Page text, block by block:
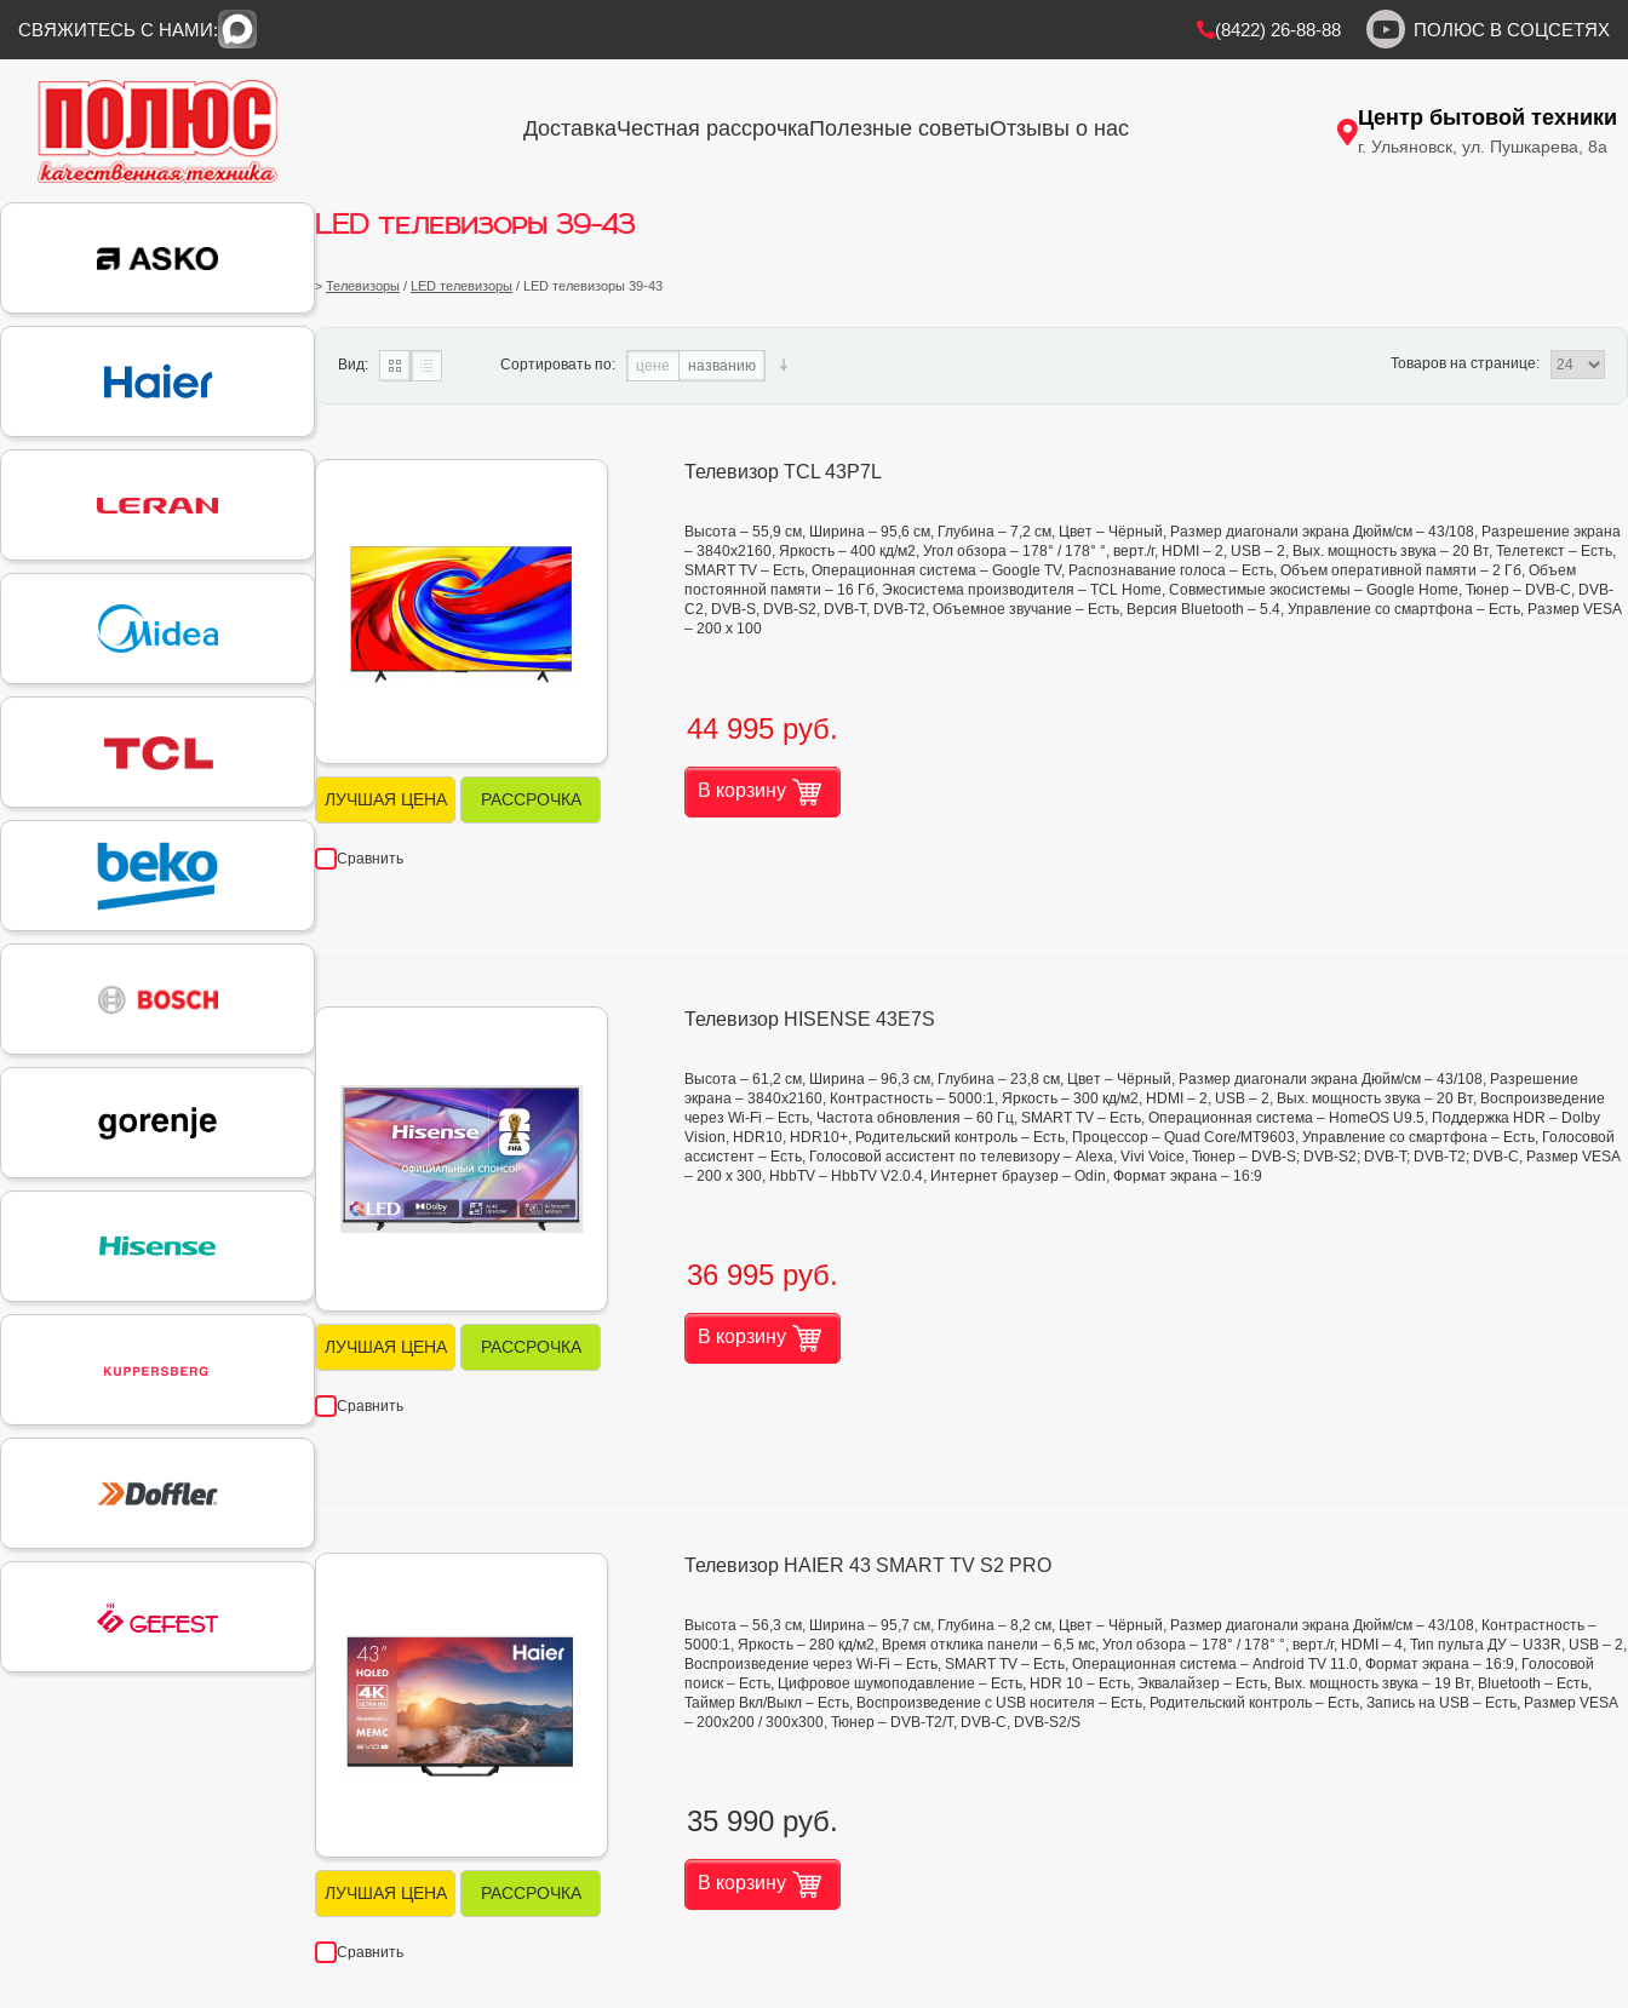
СВЯЖИТЕСЬ С НАМИ: (8422) 26-88-88 ПОЛЮС В СОЦСЕТЯХ
ДоставкаЧестная рассрочкаПолезные советыОтзывы о нас Центр бытовой техники
г. Ульяновск, ул. Пушкарева, 8а
LED телевизоры 39-43
> Телевизоры / LED телевизоры / LED телевизоры 39-43
Вид: Сортировать по: цене названию Товаров на странице:
ЛУЧШАЯ ЦЕНА РАССРОЧКА
Сравнить
Телевизор TCL 43P7L
Высота – 55,9 см, Ширина – 95,6 см, Глубина – 7,2 см, Цвет – Чёрный, Размер диагонали экрана Дюйм/см – 43/108, Разрешение экрана
– 3840x2160, Яркость – 400 кд/м2, Угол обзора – 178° / 178° °, верт./г, HDMI – 2, USB – 2, Вых. мощность звука – 20 Вт, Телетекст – Есть,
SMART TV – Есть, Операционная система – Google TV, Распознавание голоса – Есть, Объем оперативной памяти – 2 Гб, Объем
постоянной памяти – 16 Гб, Экосистема производителя – TCL Home, Совместимые экосистемы – Google Home, Тюнер – DVB-C, DVB-
C2, DVB-S, DVB-S2, DVB-T, DVB-T2, Объемное звучание – Есть, Версия Bluetooth – 5.4, Управление со смартфона – Есть, Размер VESA
– 200 х 100
44 995 руб.
В корзину
ЛУЧШАЯ ЦЕНА РАССРОЧКА
Сравнить
Телевизор HISENSE 43E7S
Высота – 61,2 см, Ширина – 96,3 см, Глубина – 23,8 см, Цвет – Чёрный, Размер диагонали экрана Дюйм/см – 43/108, Разрешение
экрана – 3840x2160, Контрастность – 5000:1, Яркость – 300 кд/м2, HDMI – 2, USB – 2, Вых. мощность звука – 20 Вт, Воспроизведение
через Wi-Fi – Есть, Частота обновления – 60 Гц, SMART TV – Есть, Операционная система – HomeOS U9.5, Поддержка HDR – Dolby
Vision, HDR10, HDR10+, Родительский контроль – Есть, Процессор – Quad Core/MT9603, Управление со смартфона – Есть, Голосовой
ассистент – Есть, Голосовой ассистент по телевизору – Alexa, Vivi Voice, Тюнер – DVB-S; DVB-S2; DVB-T; DVB-T2; DVB-С, Размер VESA
– 200 х 300, HbbTV – HbbTV V2.0.4, Интернет браузер – Odin, Формат экрана – 16:9
36 995 руб.
В корзину
ЛУЧШАЯ ЦЕНА РАССРОЧКА
Сравнить
Телевизор HAIER 43 SMART TV S2 PRO
Высота – 56,3 см, Ширина – 95,7 см, Глубина – 8,2 см, Цвет – Чёрный, Размер диагонали экрана Дюйм/см – 43/108, Контрастность –
5000:1, Яркость – 280 кд/м2, Время отклика панели – 6,5 мс, Угол обзора – 178° / 178° °, верт./г, HDMI – 4, Тип пульта ДУ – U33R, USB – 2,
Воспроизведение через Wi-Fi – Есть, SMART TV – Есть, Операционная система – Android TV 11.0, Формат экрана – 16:9, Голосовой
поиск – Есть, Цифровое шумоподавление – Есть, HDR 10 – Есть, Эквалайзер – Есть, Вых. мощность звука – 19 Вт, Bluetooth – Есть,
Таймер Вкл/Выкл – Есть, Воспроизведение с USB носителя – Есть, Родительский контроль – Есть, Запись на USB – Есть, Размер VESA
– 200x200 / 300x300, Тюнер – DVB-T2/T, DVB-C, DVB-S2/S
35 990 руб.
В корзину